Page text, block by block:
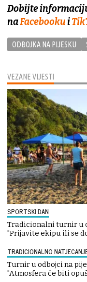
VEZANE VIJESTI
SPORTSKI DAN
Tradicionalni turnir u
"Prijavite ekipu ili se
TRADICIONALNO
Turnir u odbojci na
"Atmosfera će biti
Dobijte
naFacebookui
ODBOJKA NA PIJESKU